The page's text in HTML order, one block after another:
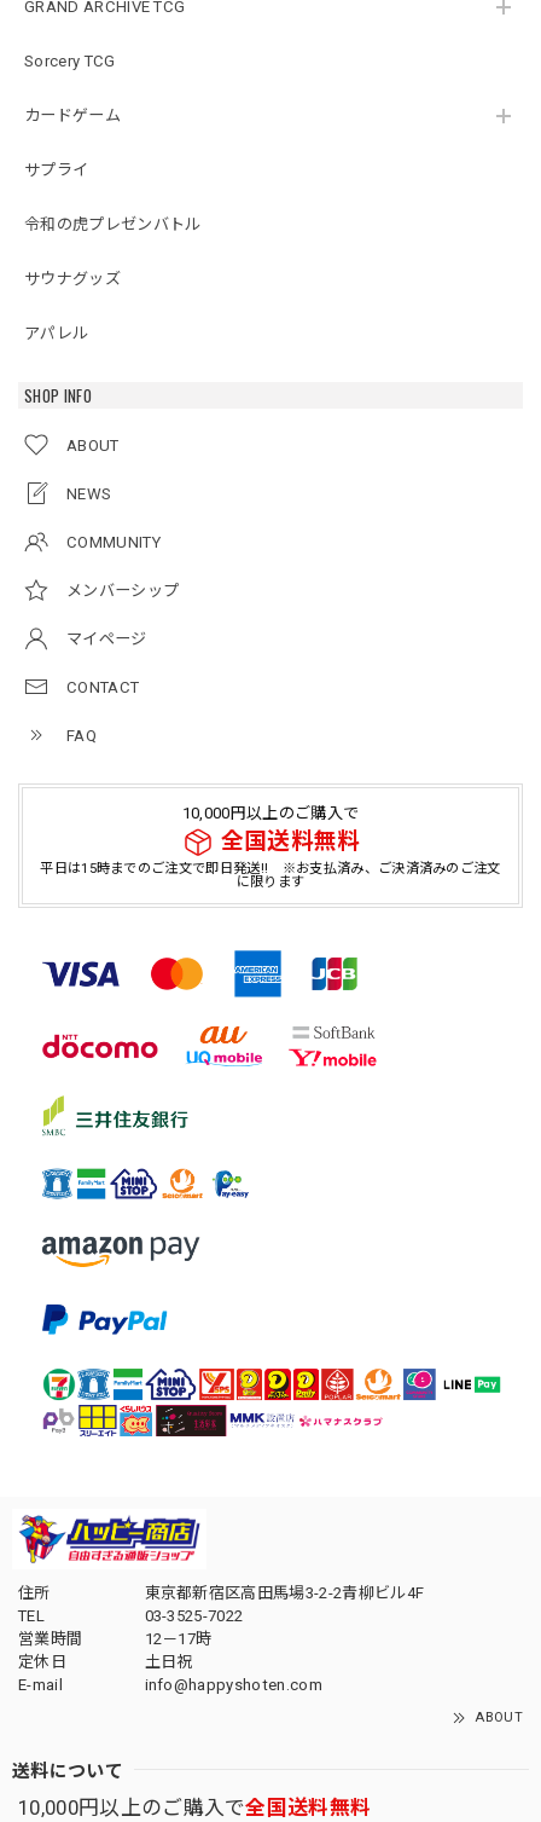
GRAND ARCHIVE TCG
Sorcery TCG
カードゲーム
サプライ
令和の虎プレゼンバトル
サウナグッズ
アパレル
SHOP INFO
ABOUT
NEWS
COMMUNITY
メンバーシップ
マイページ
CONTACT
FAQ
10,000円以上のご購入で
全国送料無料
平日は15時までのご注文で即日発送!! ※お支払済み、ご決済済みのご注文
に限ります
住所
東京都新宿区高田馬場3-2-2青柳ビル4F
TEL
03-3525-7022
営業時間
12－17時
定休日
土日祝
E-mail
info@happyshoten.com
ABOUT
送料について
10,000円以上のご購入で全国送料無料